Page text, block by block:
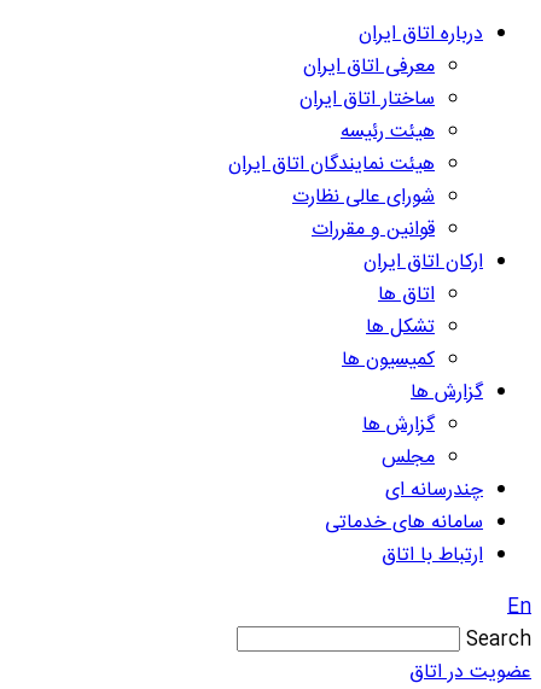
درباره اتاق ایران
معرفی اتاق ایران
ساختار اتاق ایران
هیئت رئیسه
هیئت نمایندگان اتاق ایران
شورای عالی نظارت
قوانین و مقررات
ارکان اتاق ایران
اتاق ها
تشکل ها
کمیسیون ها
گزارش ها
گزارش ها
مجلس
چندرسانه ای
سامانه های خدماتی
ارتباط با اتاق
En
Search
عضویت در اتاق